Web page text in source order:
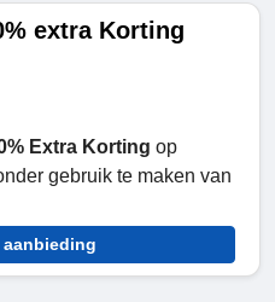
extra Korting
Extra Korting op
gebruik te maken van
aanbieding